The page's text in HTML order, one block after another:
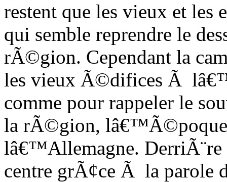
restent que les vieux et les
qui semble reprendre le
rÃ©gion. Cependant la
les vieux Ã©difices Ã
comme pour rappeler le
la rÃ©gion, lâ€™Ã©poque
lâ€™Allemagne.
centre grÃ¢ce Ã la parole